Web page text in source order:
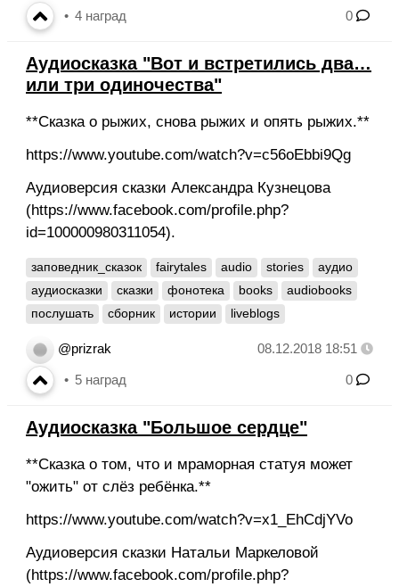
4 наград 0
Аудиосказка "Вот и встретились два…
или три одиночества"
**Сказка о рыжих, снова рыжих и опять рыжих.**
https://www.youtube.com/watch?v=c56oEbbi9Qg
Аудиоверсия сказки Александра Кузнецова
(https://www.facebook.com/profile.php?
id=100000980311054).
заповедник_сказок fairytales audio stories
аудио
аудиосказки
сказки фонотека books
audiobooks
послушать
сборник истории liveblogs
@prizrak 08.12.2018 18:51
5 наград 0
Аудиосказка "Большое сердце"
**Сказка о том, что и мраморная статуя может
"ожить" от слёз ребёнка.**
https://www.youtube.com/watch?v=x1_EhCdjYVo
Аудиоверсия сказки Натальи Маркеловой
(https://www.facebook.com/profile.php?